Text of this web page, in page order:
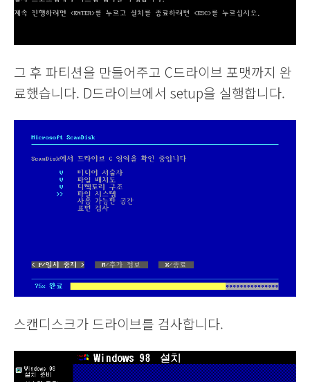
그 후 파티션을 만들어주고 C드라이브 포맷까지 완
료했습니다. D드라이브에서 setup을 실행합니다.
스캔디스크가 드라이브를 검사합니다.